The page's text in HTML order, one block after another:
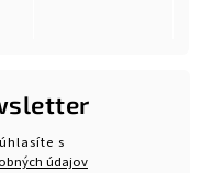
s
údajov